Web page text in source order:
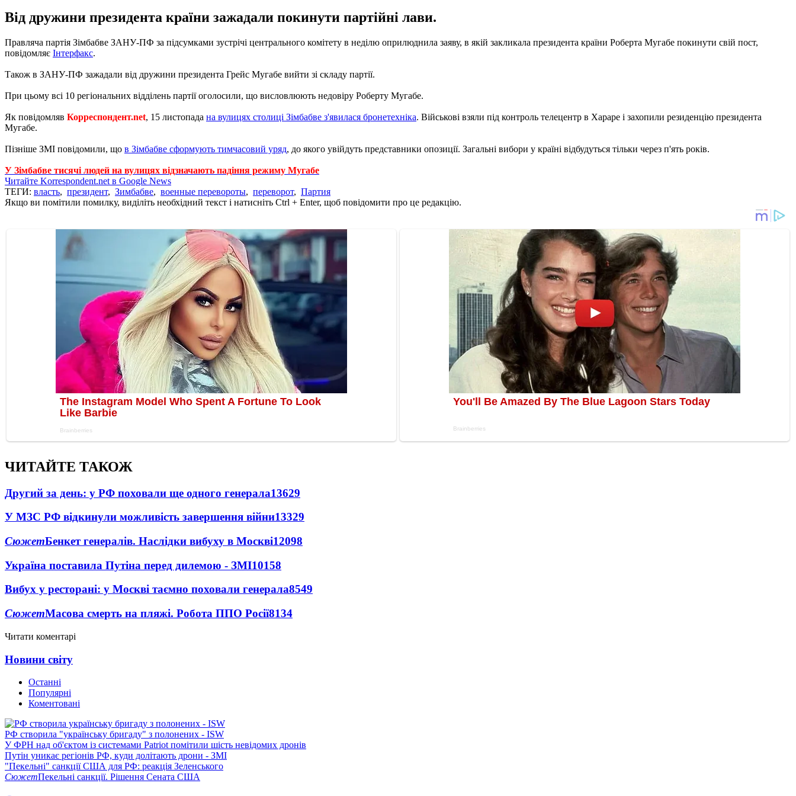
Від дружини президента країни зажадали покинути партійні лави.
Правляча партія Зімбабве ЗАНУ-ПФ за підсумками зустрічі центрального комітету в неділю оприлюднила заяву, в якій закликала президента країни Роберта Мугабе покинути свій пост,
повідомляє Інтерфакс.
Також в ЗАНУ-ПФ зажадали від дружини президента Грейс Мугабе вийти зі складу партії.
При цьому всі 10 регіональних відділень партії оголосили, що висловлюють недовіру Роберту Мугабе.
Як повідомляв Корреспондент.net, 15 листопада на вулицях столиці Зімбабве з'явилася бронетехніка. Військові взяли під контроль телецентр в Хараре і захопили резиденцію президента
Мугабе.
Пізніше ЗМІ повідомили, що в Зімбабве сформують тимчасовий уряд, до якого увійдуть представники опозиції. Загальні вибори у країні відбудуться тільки через п'ять років.
У Зімбабве тисячі людей на вулицях відзначають падіння режиму Мугабе
Читайте Korrespondent.net в Google News
ТЕГИ: власть, президент, Зимбабве, военные перевороты, переворот, Партия
Якщо ви помітили помилку, виділіть необхідний текст і натисніть Ctrl + Enter, щоб повідомити про це редакцію.
ЧИТАЙТЕ ТАКОЖ
Другий за день: у РФ поховали ще одного генерала13629
У МЗС РФ відкинули можливість завершення війни13329
СюжетБенкет генералів. Наслідки вибуху в Москві12098
Україна поставила Путіна перед дилемою - ЗМІ10158
Вибух у ресторані: у Москві таємно поховали генерала8549
СюжетМасова смерть на пляжі. Робота ППО Росії8134
Читати коментарі
Новини світу
Останні
Популярні
Коментовані
РФ створила "українську бригаду" з полонених - ISW
У ФРН над об'єктом із системами Patriot помітили шість невідомих дронів
Путін уникає регіонів РФ, куди долітають дрони - ЗМІ
"Пекельні" санкції США для РФ: реакція Зеленського
СюжетПекельні санкції. Рішення Сената США